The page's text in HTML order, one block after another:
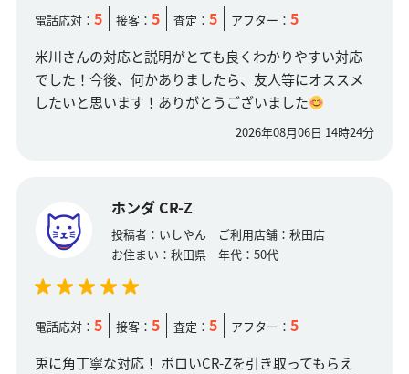
電話応対： 5 接客： 5 査定： 5 アフター： 5
米川さんの対応と説明がとても良くわかりやすい対応
でした！今後、何かありましたら、友人等にオススメ
したいと思います！ありがとうございました
2026年08月06日 14時24分
ホンダ CR-Z
投稿者： いしやん ご利用店舗： 秋田店
お住まい： 秋田県 年代： 50代
電話応対： 5 接客： 5 査定： 5 アフター： 5
兎に角丁寧な対応！ ボロいCR-Zを引き取ってもらえ